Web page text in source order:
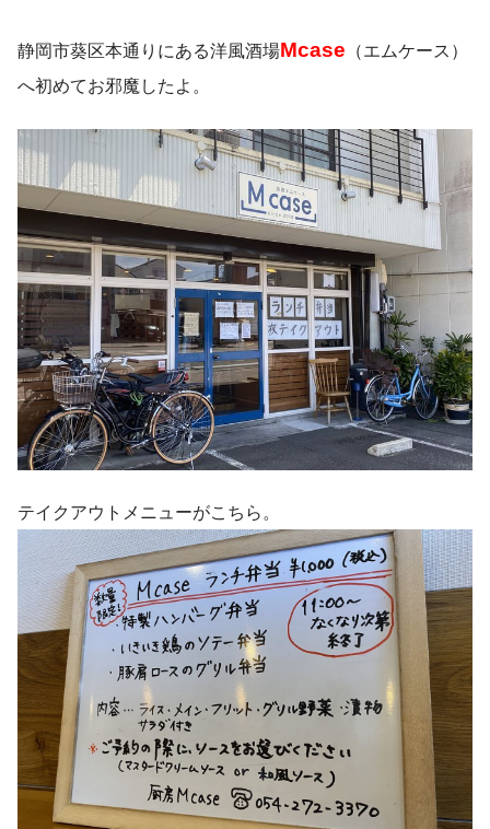
静岡市葵区本通りにある洋風酒場Mcase （エムケース）
へ初めてお邪魔したよ。
テイクアウトメニューがこちら。